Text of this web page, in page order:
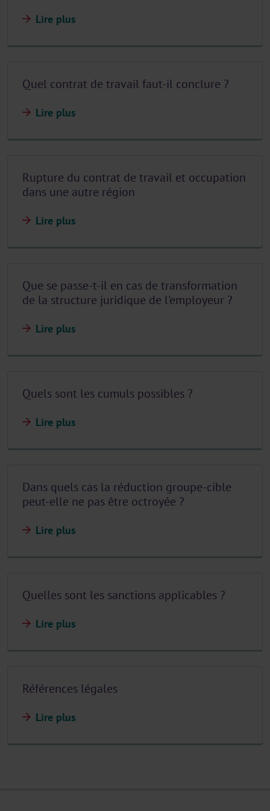
Lire plus
Quel contrat de travail faut-il conclure ?
Lire plus
Rupture du contrat de travail et occupation
dans une autre région
Lire plus
Que se passe-t-il en cas de transformation
de la structure juridique de l'employeur ?
Lire plus
Quels sont les cumuls possibles ?
Lire plus
Dans quels cas la réduction groupe-cible
peut-elle ne pas être octroyée ?
Lire plus
Quelles sont les sanctions applicables ?
Lire plus
Références légales
Lire plus